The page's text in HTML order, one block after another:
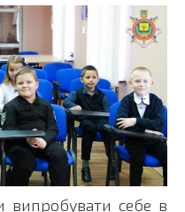
випробувати себе в